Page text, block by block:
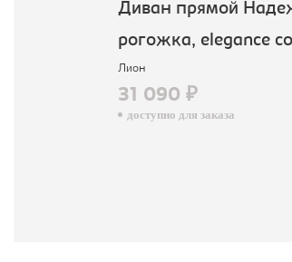
Диван прямой
рогожка, elegance
Лион
31 090 ₽
доступно для заказа